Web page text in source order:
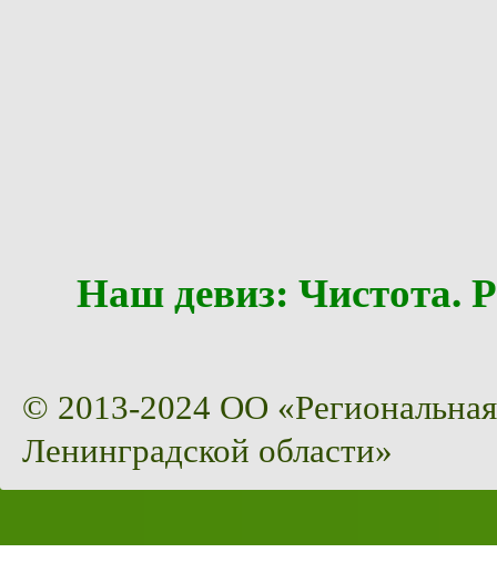
Наш девиз:
© 2013-2024 ОО
Ленинградской области»